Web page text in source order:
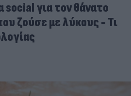
social για τον θάνατο
ζούσε με λύκους - Τι